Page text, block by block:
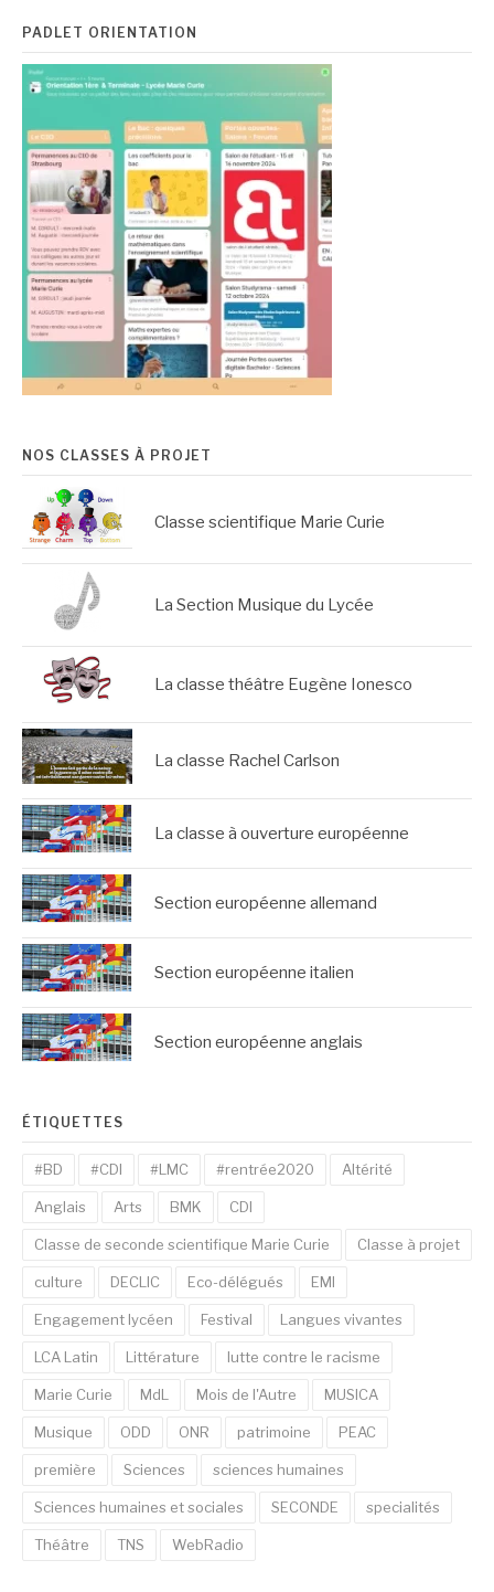
PADLET ORIENTATION
NOS CLASSES À PROJET
Classe scientifique Marie Curie
La Section Musique du Lycée
La classe théâtre Eugène Ionesco
La classe Rachel Carlson
La classe à ouverture européenne
Section européenne allemand
Section européenne italien
Section européenne anglais
ÉTIQUETTES
#BD #CDI #LMC #rentrée2020 Altérité
Anglais Arts BMK CDI
Classe de seconde scientifique Marie Curie Classe à projet
culture DECLIC Eco-délégués EMI
Engagement lycéen Festival Langues vivantes
LCA Latin Littérature lutte contre le racisme
Marie Curie MdL Mois de l'Autre MUSICA
Musique ODD ONR patrimoine PEAC
première Sciences sciences humaines
Sciences humaines et sociales SECONDE specialités
Théâtre TNS WebRadio